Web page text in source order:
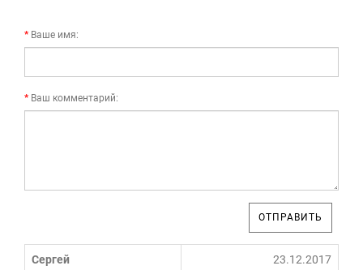
Ваше имя:
Ваш комментарий:
ОТПРАВИТЬ
Сергей 23.12.2017